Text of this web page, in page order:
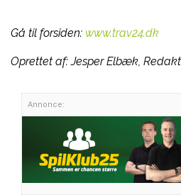
Gå til forsiden: www.trav24.dk
Oprettet af:Jesper Elbæk,
Annonce: